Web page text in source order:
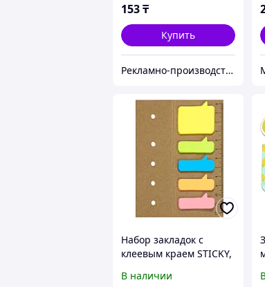
153₸
Купить
Рекламно-производственная компания «2Ymedia»
Набор закладок с
клеевым краем STICKY,
В наличии